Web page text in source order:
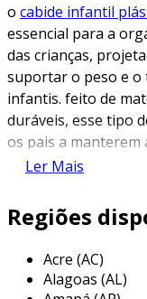
o cabide infantil
essencial para a
das crianças,
suportar o peso e o
infantis. feito de
duráveis, esse tipo
os pais a manterem
sempre em ordem.
apenas cumprem a
roupas, mas
divertido ao espaço
geralmente, esses
Ler Mais
Regiões
Acre (AC)
Alagoas (AL)